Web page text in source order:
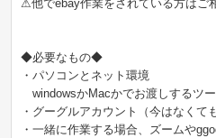
⚠他でebay作業をされている方はご
◆必要なもの◆
・パソコンとネット環境
windowsかMacかでお渡しするツー
・グーグルアカウント（今はなくて
・一緒に作業する場合、ズームや